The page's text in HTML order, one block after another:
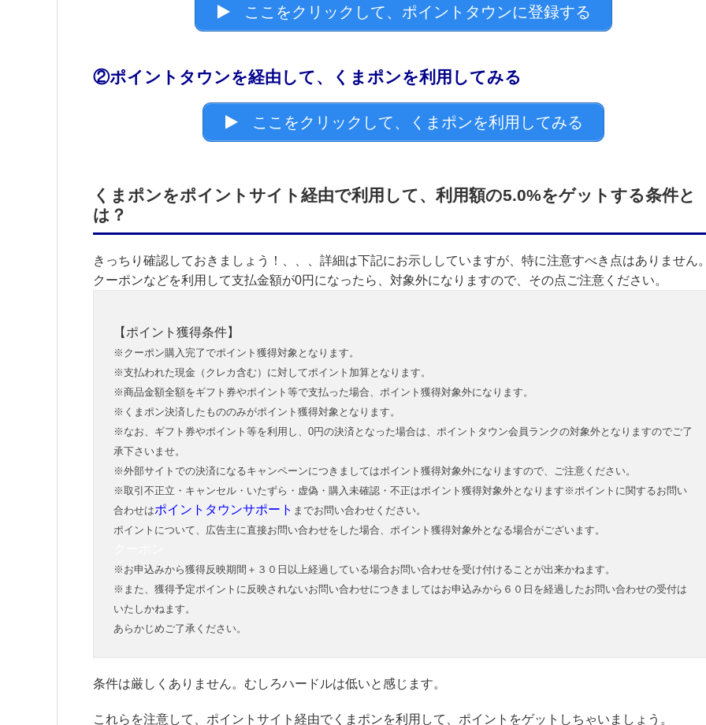
ここをクリックして、ポイントタウンに登録する
②ポイントタウンを経由して、くまポンを利用してみる
ここをクリックして、くまポンを利用してみる
くまポンをポイントサイト経由で利用して、利用額の5.0%をゲットする条件と
は？
きっちり確認しておきましょう！、、、詳細は下記にお示ししていますが、特に注意すべき点はありません
クーポンなどを利用して支払金額が0円になったら、対象外になりますので、その点ご注意ください。
【ポイント獲得条件】
※クーポン購入完了でポイント獲得対象となります。
※支払われた現金（クレカ含む）に対してポイント加算となります。
※商品金額全額をギフト券やポイント等で支払った場合、ポイント獲得対象外になります。
※くまポン決済したもののみがポイント獲得対象となります。
※なお、ギフト券やポイント等を利用し、0円の決済となった場合は、ポイントタウン会員ランクの対象外となりますのでご了
承下さいませ。
※外部サイトでの決済になるキャンペーンにつきましてはポイント獲得対象外になりますので、ご注意ください。
※取引不正立・キャンセル・いたずら・虚偽・購入未確認・不正はポイント獲得対象外となります ※ポイントに関するお問い
合わせはポイントタウンサポート までお問い合わせください。
ポイントについて、広告主に直接お問い合わせをした場合、ポイント獲得対象外となる場合がございます。
※お申込みから獲得反映期間＋３０日以上経過している場合お問い合わせを受け付けることが出来かねます。
※また、獲得予定ポイントに反映されないお問い合わせにつきましてはお申込みから６０日を経過したお問い合わせの受付は
いたしかねます。
あらかじめご了承ください。
条件は厳しくありません。むしろハードルは低いと感じます。
これらを注意して、ポイントサイト経由でくまポンを利用して、ポイントをゲットしちゃいましょう。